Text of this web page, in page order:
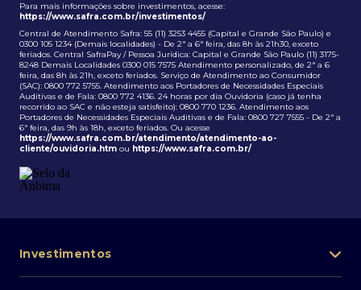
Para mais informações sobre investimentos, acesse:
https://www.safra.com.br/investimentos/
Central de Atendimento Safra: 55 (11) 3253 4455 (Capital e Grande São Paulo) e
0300 105 1234 (Demais localidades) - De 2ª a 6ª feira, das 8h às 21h30, exceto
feriados. Central SafraPay / Pessoa Jurídica: Capital e Grande São Paulo (11) 3175-
8248 Demais Localidades 0300 015 7575 Atendimento personalizado, de 2ª a 6
feira, das 8h às 21h, exceto feriados. Serviço de Atendimento ao Consumidor
(SAC): 0800 772 5755. Atendimento aos Portadores de Necessidades Especiais
Auditivas e de Fala: 0800 772 4136. 24 horas por dia Ouvidoria (caso já tenha
recorrido ao SAC e não esteja satisfeito): 0800 770 1236. Atendimento aos
Portadores de Necessidades Especiais Auditivas e de Fala: 0800 727 7555 - De 2ª a
6ª feira, das 9h às 18h, exceto feriados. Ou acesse
https://www.safra.com.br/atendimento/atendimento-ao-
cliente/ouvidoria.htm ou https://www.safra.com.br/
Investimentos